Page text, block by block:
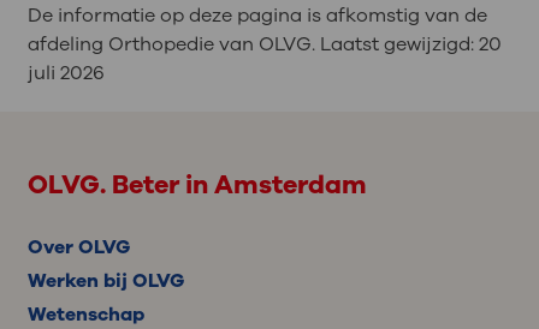
De informatie op deze pagina is afkomstig van de
afdeling Orthopedie van OLVG. Laatst gewijzigd:20
juli 2026
OLVG. Beter in Amsterdam
Over OLVG
Werken bij OLVG
Wetenschap